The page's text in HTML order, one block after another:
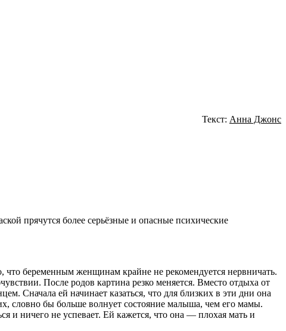
Текст: Анна Джонс
прячутся более серьёзные и опасные психические
беременным женщинам крайне не рекомендуется нервничать.
После родов картина резко меняется. Вместо отдыха от
Сначала ей начинает казаться, что для близких в эти дни она
словно бы больше волнует состояние малыша, чем его мамы.
и ничего не успевает. Ей кажется, что она — плохая мать и